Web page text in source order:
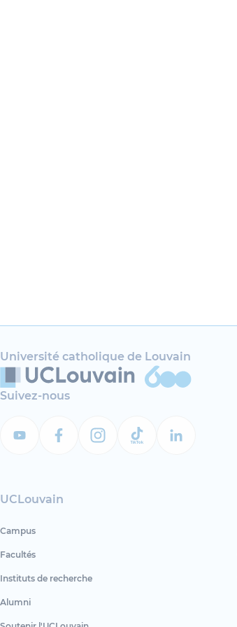
Université catholique de Louvain
Suivez-nous
UCLouvain
Campus
Facultés
Instituts de recherche
Alumni